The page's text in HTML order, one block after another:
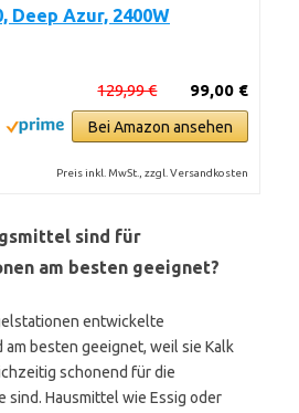
Deep Azur, 2400W
99,00 €
129,99 €
Bei Amazon ansehen
Preis inkl. MwSt., zzgl. Versandkosten
sind für
am besten geeignet?
entwickelte
besten geeignet, weil sie Kalk
schonend für die
sind. Hausmittel wie Essig oder